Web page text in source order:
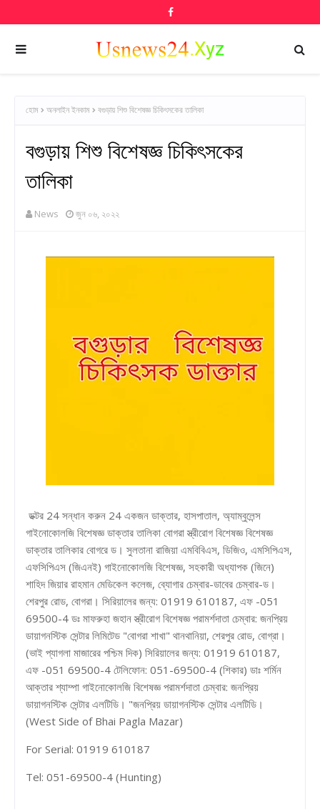
হোম অনলাইন ইনকাম বগুড়ায় শিশু বিশেষজ্ঞ চিকিৎসকের তালিকা
বগুড়ায় শিশু বিশেষজ্ঞ চিকিৎসকের
তালিকা
News জুন ০৬, ২০২২
ডক্টর 24 সন্ধান করুন 24 একজন ডাক্তার, হাসপাতাল, অ্যাম্বুলেন্স
গাইনোকোলজি বিশেষজ্ঞ ডাক্তার তালিকা বোগরা স্ত্রীরোগ বিশেষজ্ঞ বিশেষজ্ঞ
ডাক্তার তালিকার বোগরে ড। সুলতানা রাজিয়া এমবিবিএস, ডিজিও, এমসিপিএস,
এফসিপিএস (জিএনই) গাইনোকোলজি বিশেষজ্ঞ, সহকারী অধ্যাপক (জিনে)
শাহিদ জিয়ার রাহমান মেডিকেল কলেজ, ব্যোগার চেম্বার-ডাবের চেম্বার-ড।
শেরপুর রোড, বোগরা। সিরিয়ালের জন্য: 01919 610187, এফ -051
69500-4 ডঃ মাফরুহা জহান স্ত্রীরোগ বিশেষজ্ঞ পরামর্শদাতা চেম্বার: জনপ্রিয়
ডায়াগনস্টিক সেন্টার লিমিটেড "বোগরা শাখা" থানথানিয়া, শেরপুর রোড, বোগ্রা।
(ভাই প্যাগলা মাজারের পশ্চিম দিক) সিরিয়ালের জন্য: 01919 610187,
এফ -051 69500-4 টেলিফোন: 051-69500-4 (শিকার) ডাঃ শর্মিন
আক্তার শ্যাম্পা গাইনোকোলজি বিশেষজ্ঞ পরামর্শদাতা চেম্বার: জনপ্রিয়
ডায়াগনস্টিক সেন্টার এলটিডি। "জনপ্রিয় ডায়াগনস্টিক সেন্টার এলটিডি।
(West Side of Bhai Pagla Mazar)
For Serial: 01919 610187
Tel: 051-69500-4 (Hunting)